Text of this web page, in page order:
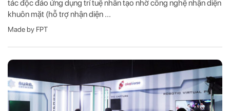
tác độc đáo ứng dụng trí tuệ nhân tạo nhờ công nghệ nhận diện
khuôn mặt (hỗ trợ nhận diện ...
Made by FPT